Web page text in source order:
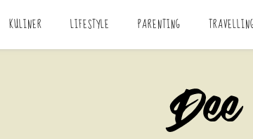
KULINER LIFESTYLE PARENTING